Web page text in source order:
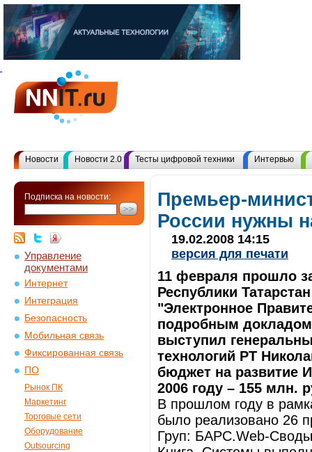
Новости Новости 2.0 Тесты цифровой техники Интервью
Подписка на новости:
Управление
документами
Интернет
Интеграция
Безопасность
Мобильная связь
Фиксированная связь
ПО
Рынок ПК
Маркетинг
Торговые сети
Оборудование
Outsourcing
Премьер-
России нужны
19.02.2008 14:15
версия для печати
11 февраля прошло
Республики
"Электронное
подробным докладом
выступил
технологий РТ
бюджет на развитие
2006 году – 155 млн.
В прошлом году в
было реализовано 26
Груп: БАРС.Web-